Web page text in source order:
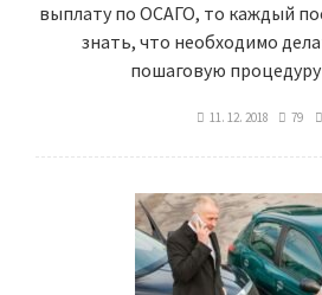
выплату по ОСАГО, то каждый
знать, что необходимо
пошаговую процедуру
11. 12. 2018 79